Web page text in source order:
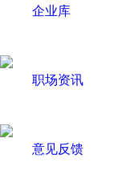
企业库
职场资讯
意见反馈